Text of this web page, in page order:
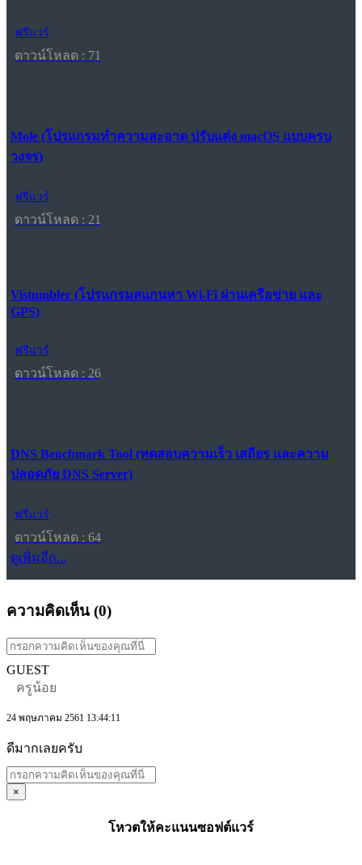
ฟรีแวร์
ดาวน์โหลด : 71
Mole (โปรแกรมทำความสะอาด ปรับแต่ง macOS แบบครบ
วงจร)
ฟรีแวร์
ดาวน์โหลด : 21
Vistumbler (โปรแกรมสแกนหา Wi-Fi ผ่านเครือข่าย และ
GPS)
ฟรีแวร์
ดาวน์โหลด : 26
DNS Benchmark Tool (ทดสอบความเร็ว เสถียร และความ
ปลอดภัย DNS Server)
ฟรีแวร์
ดาวน์โหลด : 64
ดูเพิ่มอีก...
ความคิดเห็น (0)
GUEST
ครูน้อย
24 พฤษภาคม 2561 13:44:11
ดีมากเลยครับ
×
โหวตให้คะแนนซอฟต์แวร์